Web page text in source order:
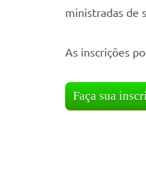
ministradas de
As inscrições
Faça sua